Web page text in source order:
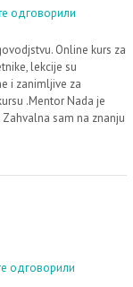
одговорили
Online kurs za
lekcije su
i zanimljive za
.Mentor Nada je
sam na znanju
одговорили